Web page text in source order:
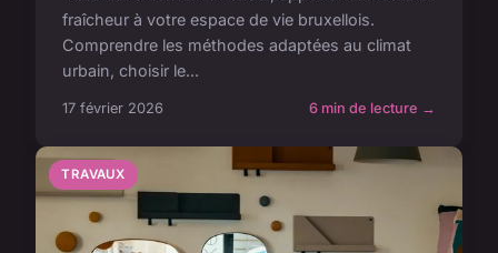
fraîcheur à votre espace de vie bruxellois.
Comprendre les méthodes adaptées au climat
urbain, choisir le...
17 février 2026 6 min de lecture →
TRAVAUX